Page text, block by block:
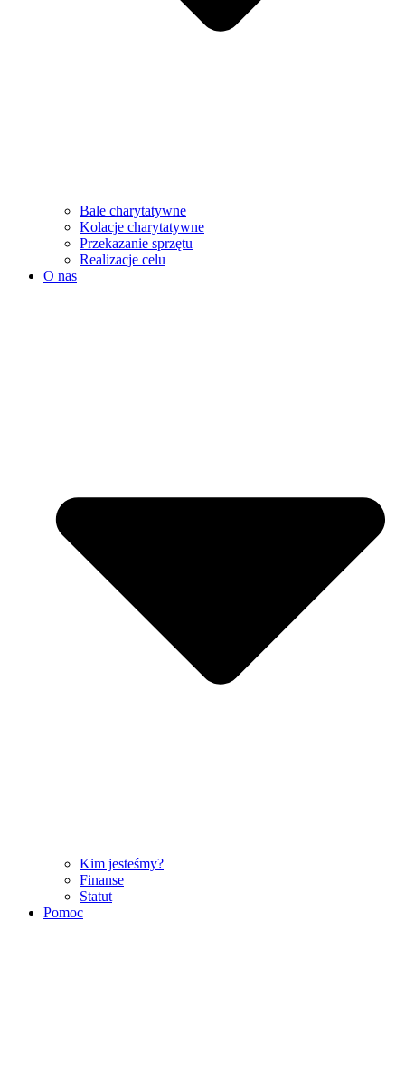
Bale charytatywne
Kolacje charytatywne
Przekazanie sprzętu
Realizacje celu
O nas
Kim jesteśmy?
Finanse
Statut
Pomoc